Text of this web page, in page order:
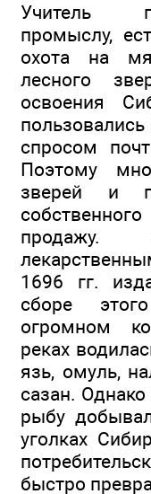
Учитель
промыслу,
охота на
лесного
освоения
спросом
Поэтому
зверей и
1696 гг.
сборе
огромном
реках
язь, омуль,
сазан.
рыбу
уголках
быстро